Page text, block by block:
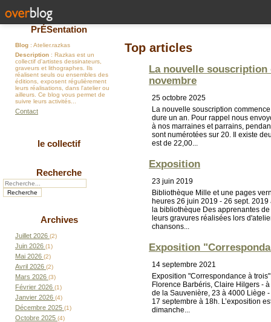
PrÉSentation
Blog : Atelier.razkas
Description : Razkas est un
collectif d'artistes dessinateurs,
graveurs et lithographes. Ils
réalisent seuls ou ensembles des
éditions, exposent régulièrement
leurs réalisations, dans l'atelier ou
ailleurs. Ce blog vous permet de
suivre leurs activités...
Contact
le collectif
Recherche
Archives
Juillet 2026 (2)
Juin 2026 (1)
Mai 2026 (2)
Avril 2026 (2)
Mars 2026 (3)
Février 2026 (1)
Janvier 2026 (4)
Décembre 2025 (1)
Octobre 2025 (4)
Top articles
La nouvelle souscription
novembre
25 octobre 2025
La nouvelle souscription
dure un an. Pour rappel nous
à nos marraines et parrains,
sont numérotées sur 20. Il existe
est de 22,00...
Exposition
23 juin 2019
Bibliothèque Mille et une pages
heures 26 juin 2019 - 26 sept.
la bibliothèque Des apprenantes de
leurs gravures réalisées lors
chansons...
Exposition
14 septembre 2021
Exposition "Correspondance à
Florence Barbéris, Claire Hilgers -
de la Sauvenière, 23 à 4000 Liège
17 septembre à 18h. L’exposition
dimanche...